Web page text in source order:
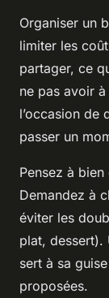
Organiser un
limiter les
partager, ce
ne pas avoir
l’occasion de
passer un
Pensez à
Demandez à
éviter les
plat, dessert).
sert à sa
proposées.